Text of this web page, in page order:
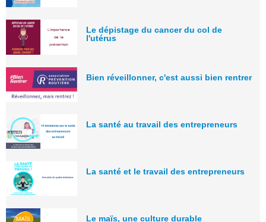
Le dépistage du cancer du col de
l'utérus
Bien réveillonner, c'est aussi bien rentrer
La santé au travail des entrepreneurs
La santé et le travail des entrepreneurs
Le maïs, une culture durable